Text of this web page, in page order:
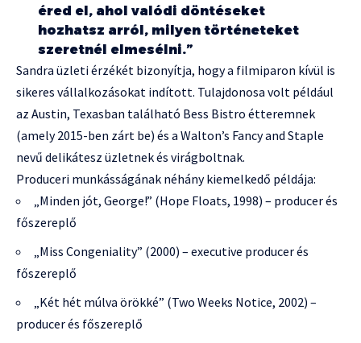
éred el, ahol valódi döntéseket
hozhatsz arról, milyen történeteket
szeretnél elmesélni.”
Sandra üzleti érzékét bizonyítja, hogy a filmiparon kívül is
sikeres vállalkozásokat indított. Tulajdonosa volt például
az Austin, Texasban található Bess Bistro étteremnek
(amely 2015-ben zárt be) és a Walton’s Fancy and Staple
nevű delikátesz üzletnek és virágboltnak.
Produceri munkásságának néhány kiemelkedő példája:
„Minden jót, George!” (Hope Floats, 1998) – producer és
főszereplő
„Miss Congeniality” (2000) – executive producer és
főszereplő
„Két hét múlva örökké” (Two Weeks Notice, 2002) –
producer és főszereplő